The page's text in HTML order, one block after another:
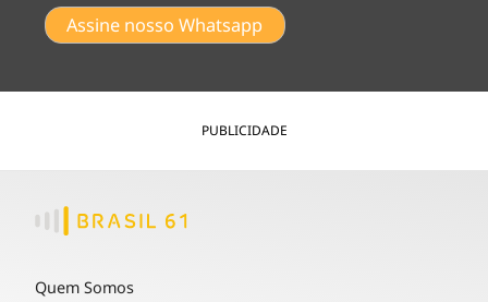
Assine nosso Whatsapp
PUBLICIDADE
Quem Somos